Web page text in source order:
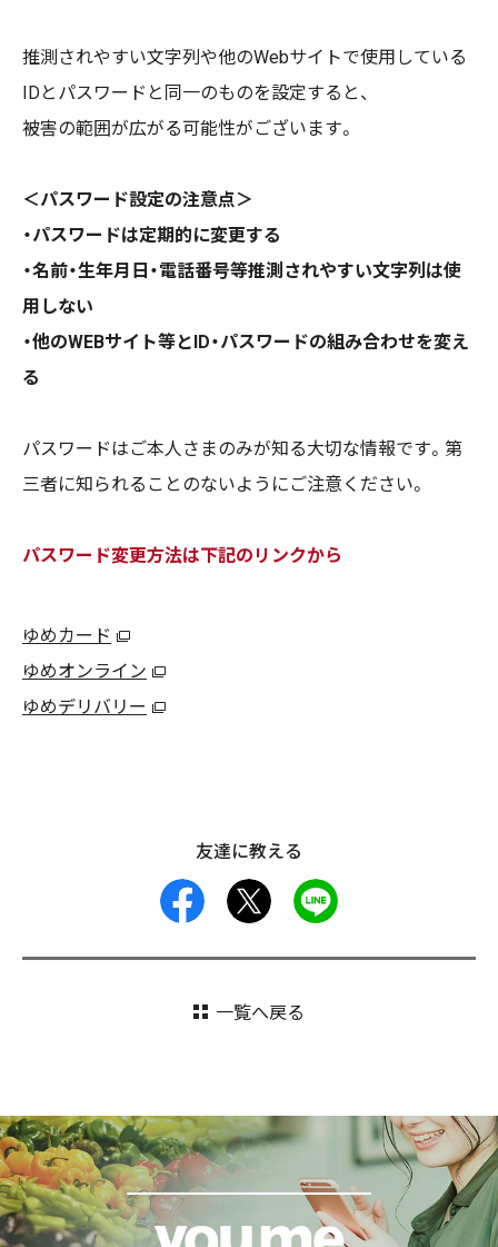
推測されやすい文字列や他のWebサイトで使用している
IDとパスワードと同一のものを設定すると、
被害の範囲が広がる可能性がございます。
＜パスワード設定の注意点＞
・パスワードは定期的に変更する
・名前・生年月日・電話番号等推測されやすい文字列は使
用しない
・他のWEBサイト等とID・パスワードの組み合わせを変え
る
パスワードはご本人さまのみが知る大切な情報です。第
三者に知られることのないようにご注意ください。
パスワード変更方法は下記のリンクから
ゆめカード
ゆめオンライン
ゆめデリバリー
友達に教える
facebook
一覧へ戻る